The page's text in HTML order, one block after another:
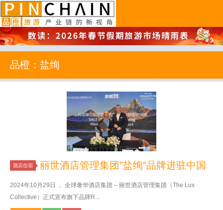
品橙旅游
品橙：盐绚
酒店住宿 丽世酒店管理集团”盐绚”品牌进驻中国
2024年10月29日 ， 全球奢华酒店集团 – 丽世酒店管理集团（The Lux
Collective）正式宣布旗下品牌R...